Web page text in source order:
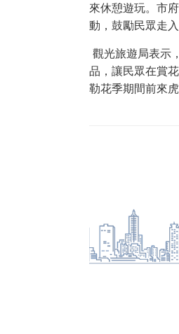
來休憩遊玩。市
動，鼓勵民眾走
觀光旅遊局表示
品，讓民眾在賞
勒花季期間前來